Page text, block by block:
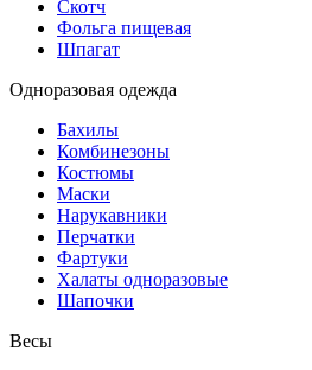
Скотч
Фольга пищевая
Шпагат
Одноразовая одежда
Бахилы
Комбинезоны
Костюмы
Маски
Нарукавники
Перчатки
Фартуки
Халаты одноразовые
Шапочки
Весы